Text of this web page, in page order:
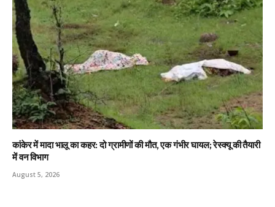
कांकेर में मादा भालू का कहर: दो ग्रामीणों की मौत, एक गंभीर घायल; रेस्क्यू की तैयारी
में वन विभाग
August 5, 2026